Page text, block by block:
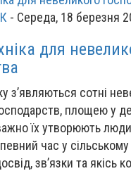
- Середа, 18 березня
для
з’являються сотні
площею у
їх утворюють
час у сільському
зв’язки та якісь